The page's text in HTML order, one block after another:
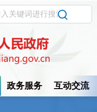
政务服务 互动交流